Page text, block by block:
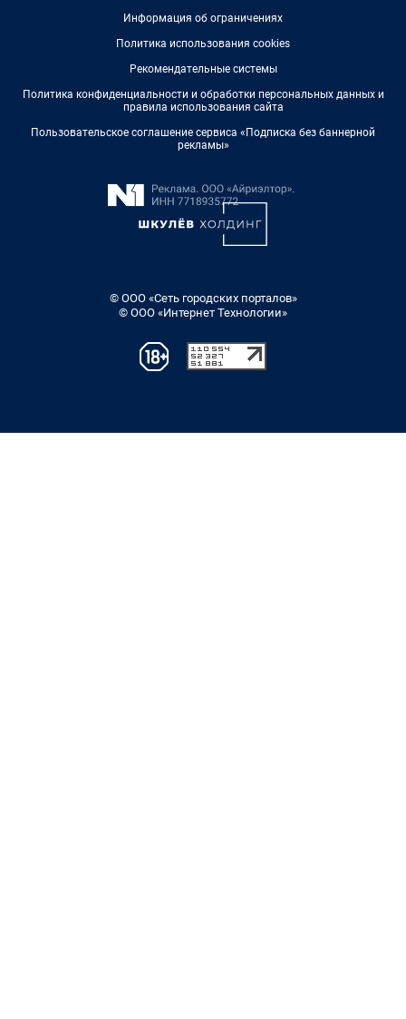
Информация об ограничениях
Политика использования cookies
Рекомендательные системы
Политика конфиденциальности и обработки персональных данных и
правила использования сайта
Пользовательское соглашение сервиса «Подписка без баннерной
рекламы»
© ООО «Сеть городских порталов»
© ООО «Интернет Технологии»